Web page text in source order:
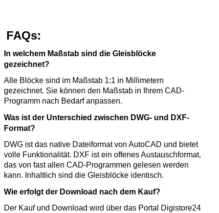
FAQs:
In welchem Maßstab sind die Gleisblöcke
gezeichnet?
Alle Blöcke sind im Maßstab 1:1 in Millimetern
gezeichnet. Sie können den Maßstab in Ihrem CAD-
Programm nach Bedarf anpassen.
Was ist der Unterschied zwischen DWG- und DXF-
Format?
DWG ist das native Dateiformat von AutoCAD und bietet
volle Funktionalität. DXF ist ein offenes Austauschformat,
das von fast allen CAD-Programmen gelesen werden
kann. Inhaltlich sind die Gleisblöcke identisch.
Wie erfolgt der Download nach dem Kauf?
Der Kauf und Download wird über das Portal Digistore24